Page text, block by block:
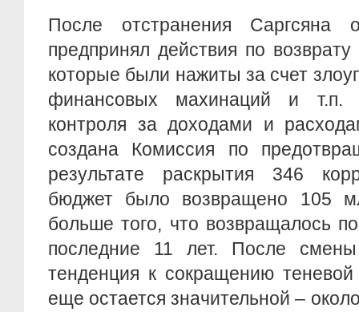
После отстранения Саргсяна
предпринял действия по возврату
которые были нажиты за счет
финансовых махинаций и т.п.
контроля за доходами и
создана Комиссия по
результате раскрытия 346
бюджет было возвращено 105
больше того, что возвращалось
последние 11 лет. После
тенденция к сокращению
еще остается значительной –